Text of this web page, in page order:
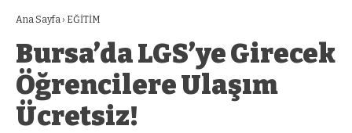
Ana Sayfa › EĞİTİM
Bursa’da LGS’ye Girecek
Öğrencilere Ulaşım
Ücretsiz!